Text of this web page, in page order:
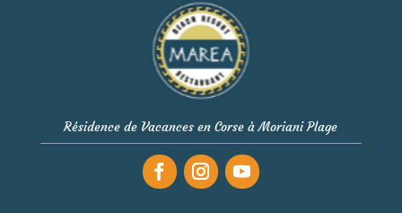
Résidence de Vacances en Corse à Moriani Plage